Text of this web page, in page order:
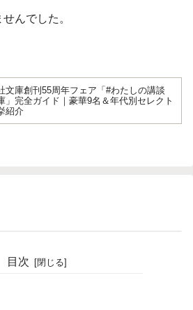
んでした。
文庫創刊55周年フェア「#わたしの講談
」完全ガイド｜豪華9名＆年代別セレクト
紹介
目次